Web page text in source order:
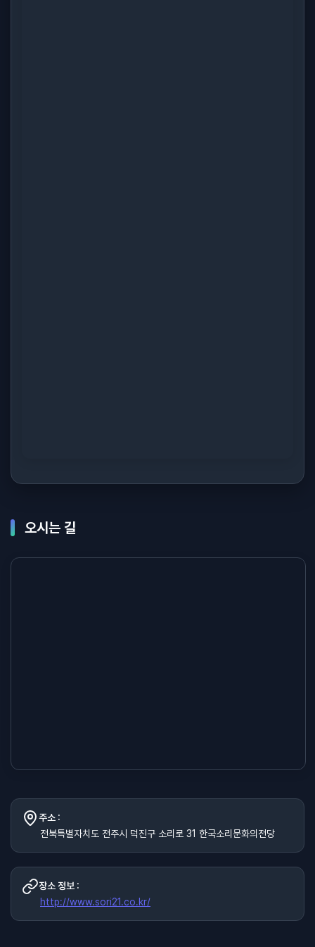
오시는 길
주소 :
전북특별자치도 전주시 덕진구 소리로 31 한국소리문화의전당
장소 정보 :
http://www.sori21.co.kr/